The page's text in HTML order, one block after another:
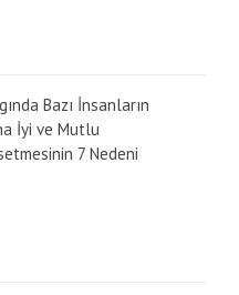
Bazı İnsanların
İyi ve Mutlu
7 Nedeni